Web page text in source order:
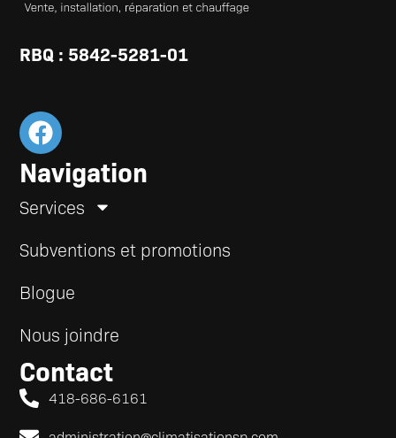
RBQ : 5842-5281-01
Navigation
Services
Subventions et promotions
Blogue
Nous joindre
Contact
418-686-6161